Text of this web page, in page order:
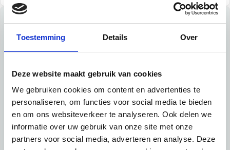
Toestemming Details Over
Deze website maakt gebruik van cookies
We gebruiken cookies om content en advertenties te
personaliseren, om functies voor social media te bieden
en om ons websiteverkeer te analyseren. Ook delen we
informatie over uw gebruik van onze site met onze
partners voor social media, adverteren en analyse. Deze
Tips
Tip 1:
Schrijf een duidelijke introductie en geef de volgende
informatie mee:
Ben je student, werkachtig of werkzoekend